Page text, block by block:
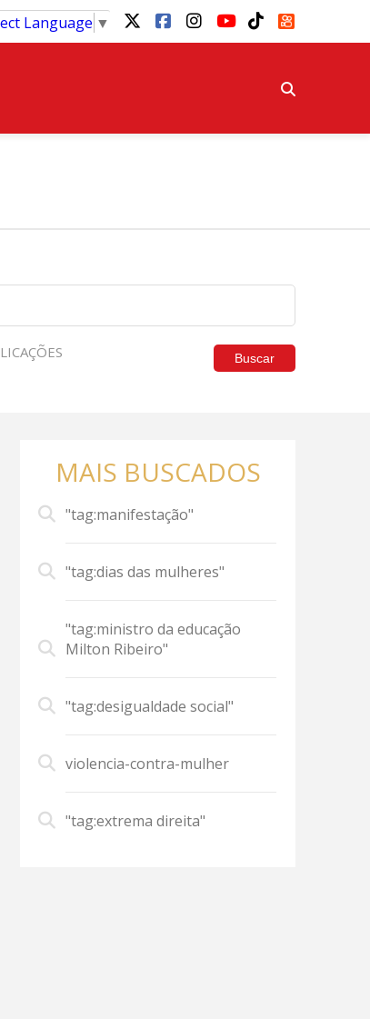
Language ▼
Buscar
MAIS BUSCADOS
"tag:manifestação"
"tag:dias das mulheres"
"tag:ministro da educação
Milton Ribeiro"
"tag:desigualdade social"
violencia-contra-mulher
"tag:extrema direita"